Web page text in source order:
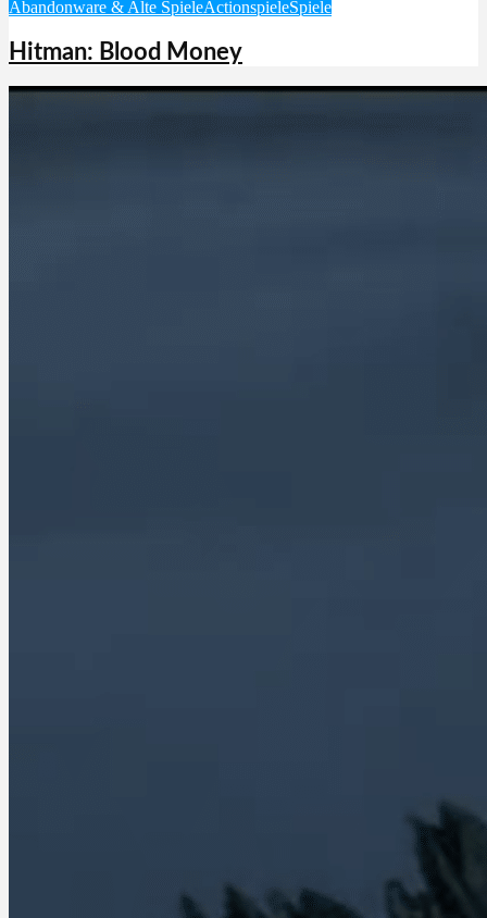
Abandonware & Alte SpieleActionspieleSpiele
Hitman: Blood Money